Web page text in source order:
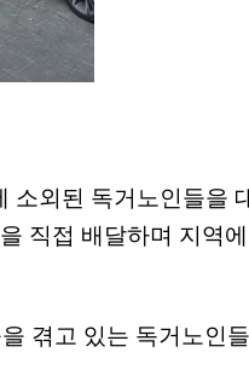
소외된 독거노인들을
직접 배달하며 지역
겪고 있는 독거노인